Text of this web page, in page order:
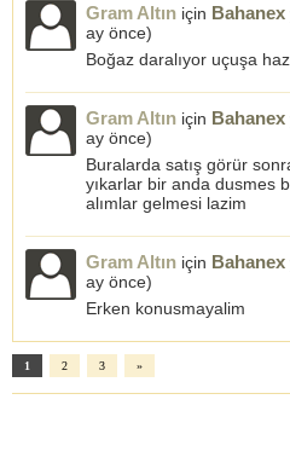
Gram Altın için Bahanex
ay önce)
Boğaz daralıyor uçuşa
Gram Altın için Bahanex
ay önce)
Buralarda satış görür
yıkarlar bir anda dusmes
alımlar gelmesi lazim
Gram Altın için Bahanex
ay önce)
Erken konusmayalim
1 2 3 »